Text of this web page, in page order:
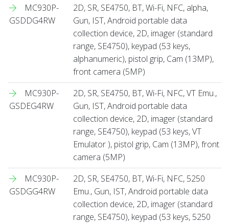
MC930P-
GSDDG4RW
2D, SR, SE4750, BT, Wi-Fi, NFC, alpha,
Gun, IST, Android portable data
collection device, 2D, imager (standard
range, SE4750), keypad (53 keys,
alphanumeric), pistol grip, Cam (13MP),
front camera (5MP)
MC930P-
GSDEG4RW
2D, SR, SE4750, BT, Wi-Fi, NFC, VT Emu.,
Gun, IST, Android portable data
collection device, 2D, imager (standard
range, SE4750), keypad (53 keys, VT
Emulator ), pistol grip, Cam (13MP), front
camera (5MP)
MC930P-
GSDGG4RW
2D, SR, SE4750, BT, Wi-Fi, NFC, 5250
Emu., Gun, IST, Android portable data
collection device, 2D, imager (standard
range, SE4750), keypad (53 keys, 5250